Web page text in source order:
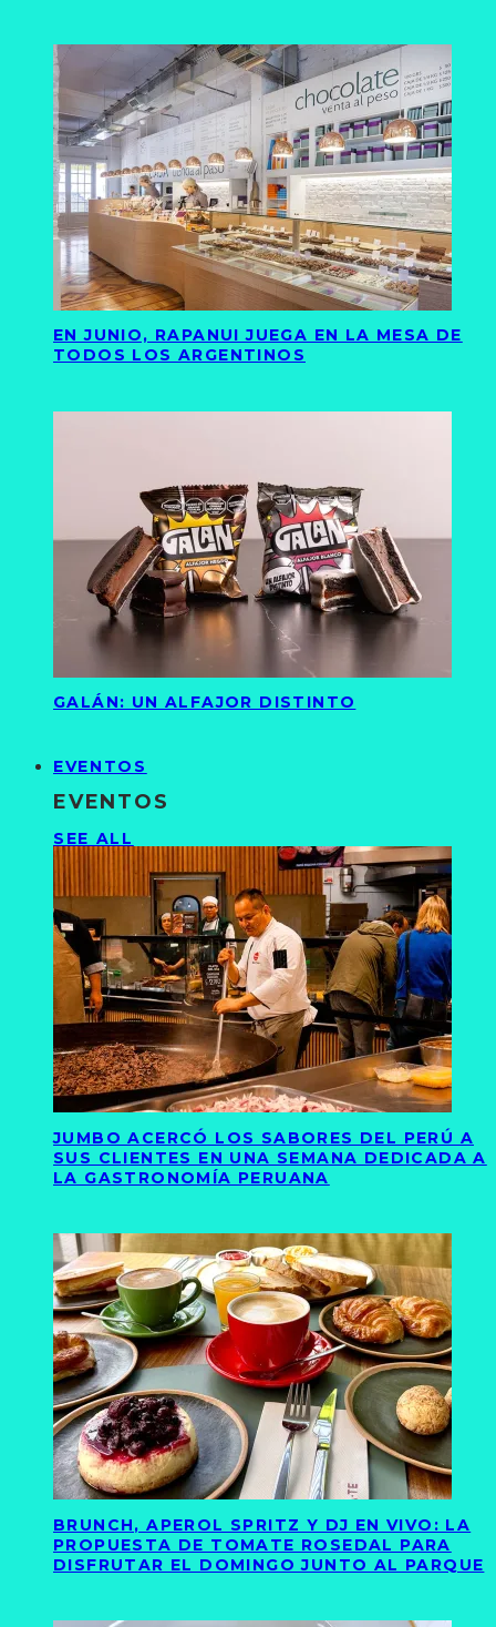
EN JUNIO, RAPANUI JUEGA EN LA MESA DE
TODOS LOS ARGENTINOS
GALÁN: UN ALFAJOR DISTINTO
EVENTOS
EVENTOS
SEE ALL
JUMBO ACERCÓ LOS SABORES DEL PERÚ A
SUS CLIENTES EN UNA SEMANA DEDICADA A
LA GASTRONOMÍA PERUANA
BRUNCH, APEROL SPRITZ Y DJ EN VIVO: LA
PROPUESTA DE TOMATE ROSEDAL PARA
DISFRUTAR EL DOMINGO JUNTO AL PARQUE